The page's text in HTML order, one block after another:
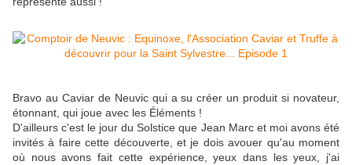
Bravo au Caviar de Neuvic qui a su créer un produit si novateur,
étonnant, qui joue avec les Éléments !
D'ailleurs c'est le jour du Solstice que Jean Marc et moi avons été
invités à faire cette découverte, et je dois avouer qu'au moment
où nous avons fait cette expérience, yeux dans les yeux, j'ai